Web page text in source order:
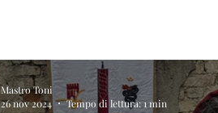
Mastro Toni
26 nov 2024
Tempo di lettura: 1 min